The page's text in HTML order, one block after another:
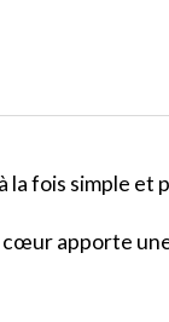
la fois simple
cœur apporte